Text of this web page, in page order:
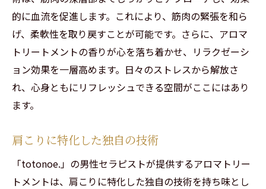
的に血流を促進します。これにより、筋肉の緊張を和ら
げ、柔軟性を取り戻すことが可能です。さらに、アロマ
トリートメントの香りが心を落ち着かせ、リラクゼーシ
ョン効果を一層高めます。日々のストレスから解放さ
れ、心身ともにリフレッシュできる空間がここにはあり
ます。
肩こりに特化した独自の技術
「totonoe.」の男性セラピストが提供するアロマトリー
トメントは、肩こりに特化した独自の技術を持ち味とし